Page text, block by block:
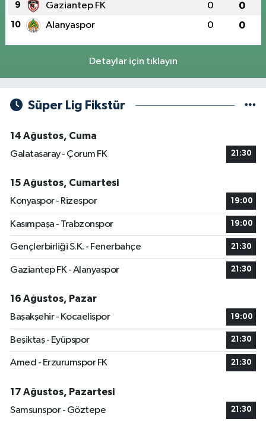
9 Gaziantep FK 0 0
10 Alanyaspor 0 0
Detaylar için tıklayın
Süper Lig Fikstür
14 Ağustos, Cuma
Galatasaray - Çorum FK
21:30
15 Ağustos, Cumartesi
Konyaspor - Rizespor
19:00
Kasımpaşa - Trabzonspor 19:00
Gençlerbirliği S.K. - Fenerbahçe 21:30
Gaziantep FK - Alanyaspor 21:30
16 Ağustos, Pazar
Başakşehir - Kocaelispor
19:00
Beşiktaş - Eyüpspor 21:30
Amed - Erzurumspor FK 21:30
17 Ağustos, Pazartesi
Samsunspor - Göztepe
21:30